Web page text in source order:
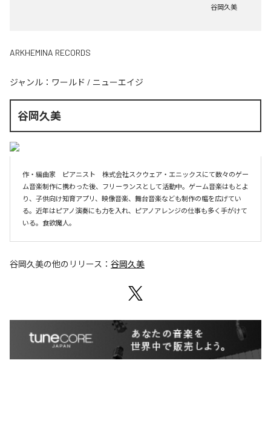
谷岡久美
ARKHEMINA RECORDS
ジャンル： ワールド / ニューエイジ
谷岡久美
作・編曲家　ピアニスト　株式会社スクウェア・エニックスにて数々のゲー
ム音楽制作に携わった後、フリーランスとして活動中。ゲーム音楽はもとよ
り、子供向け知育アプリ、映像音楽、舞台音楽なども制作の幅を広げてい
る。近年はピアノ演奏にも力を入れ、ピアノアレンジの仕事も多く手がけて
いる。食欲魔人。
谷岡久美の他のリリース： 谷岡久美